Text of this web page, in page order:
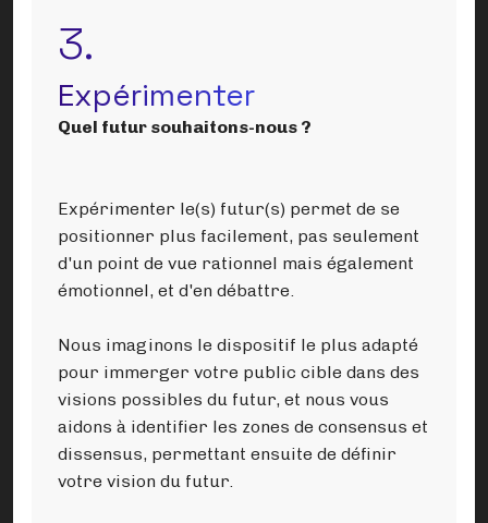
3.
Expérimenter
Quel futur souhaitons-nous ?
Expérimenter le(s) futur(s) permet de se
positionner plus facilement, pas seulement
d'un point de vue rationnel mais également
émotionnel, et d'en débattre.
Nous imaginons le dispositif le plus adapté
pour immerger votre public cible dans des
visions possibles du futur, et nous vous
aidons à identifier les zones de consensus et
dissensus, permettant ensuite de définir
votre vision du futur.